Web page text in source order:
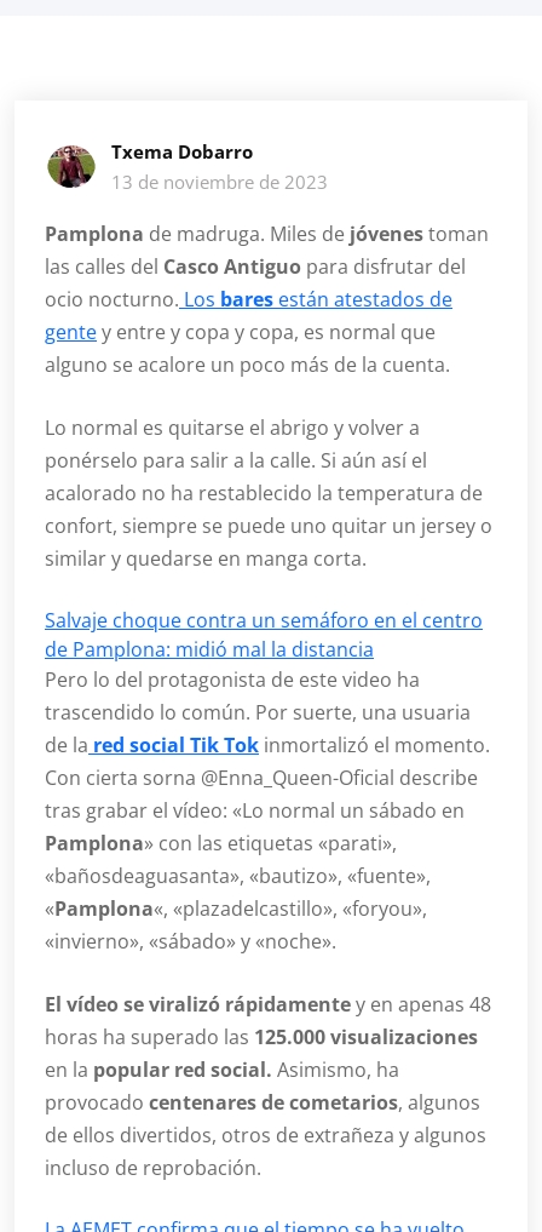
Txema Dobarro
13 de noviembre de 2023
Pamplona de madruga. Miles de jóvenestoman
las calles del Casco Antiguo para disfrutar del
ocio nocturno. Los bares están atestados de
gentey entre y copa y copa, es normal que
alguno se acalore un poco más de la cuenta.
Lo normal es quitarse el abrigo y volver a
ponérselo para salir a la calle. Si aún así el
acalorado no ha restablecido la temperatura de
confort, siempre se puede uno quitar un jersey o
similar y quedarse en manga corta.
Salvaje choque contra un semáforo en el centro
de Pamplona: midió mal la distancia
Pero lo del protagonista de este video ha
trascendido lo común. Por suerte, una usuaria
de la red social Tik Tok inmortalizó el momento.
Con cierta sorna @Enna_Queen-Oficial describe
tras grabar el vídeo: «Lo normal un sábado en
Pamplona» con las etiquetas «parati»,
«bañosdeaguasanta», «bautizo», «fuente»,
«Pamplona«, «plazadelcastillo», «foryou»,
«invierno», «sábado» y «noche».
El vídeo se viralizó rápidamentey en apenas 48
horas ha superado las 125.000 visualizaciones
en la popular red social. Asimismo, ha
provocado centenares de cometarios, algunos
de ellos divertidos, otros de extrañeza y algunos
incluso de reprobación.